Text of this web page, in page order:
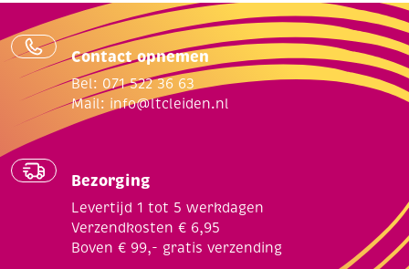
Contact opnemen
Bel: 071 522 36 63
Mail: info@ltcleiden.nl
Bezorging
Levertijd 1 tot 5 werkdagen
Verzendkosten € 6,95
Boven € 99,- gratis verzending